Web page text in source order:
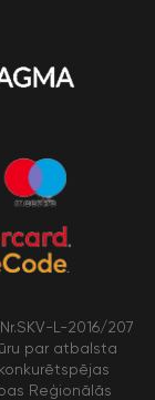
L-2016/207
par atbalsta
Reģionālās